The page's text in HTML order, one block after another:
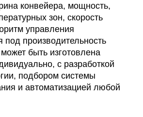
конвейера, мощность,
зон, скорость
управления
под производительность
быть изготовлена
с разработкой
подбором системы
и автоматизацией любой